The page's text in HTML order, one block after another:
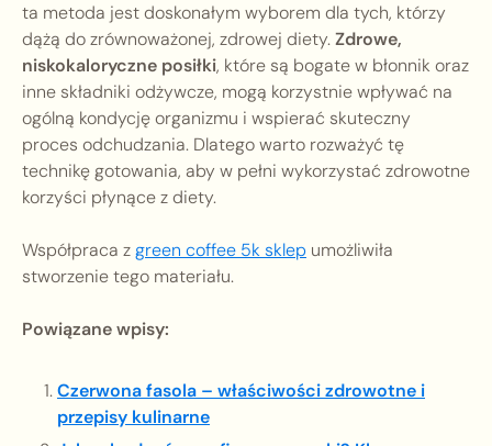
ta metoda jest doskonałym wyborem dla tych, którzy
dążą do zrównoważonej, zdrowej diety.Zdrowe,
niskokaloryczne posiłki, które są bogate w błonnik oraz
inne składniki odżywcze, mogą korzystnie wpływać na
ogólną kondycję organizmu i wspierać skuteczny
proces odchudzania. Dlatego warto rozważyć tę
technikę gotowania, aby w pełni wykorzystać zdrowotne
korzyści płynące z diety.
Współpraca zgreen coffee 5k sklep umożliwiła
stworzenie tego materiału.
Powiązane wpisy:
Czerwona fasola – właściwości zdrowotne i
przepisy kulinarne